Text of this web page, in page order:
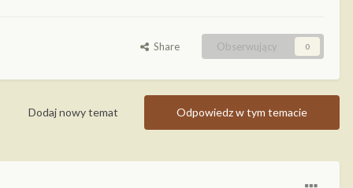
Share Obserwujący 0
Odpowiedz w tym temacie
Dodaj nowy temat